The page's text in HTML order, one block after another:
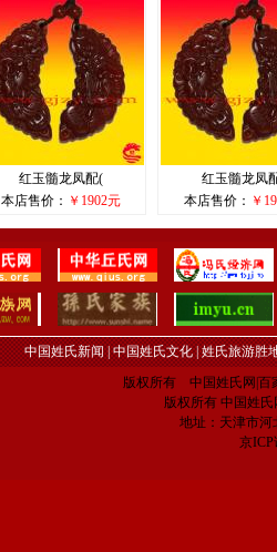
红玉髓龙凤配(
本店售价： ￥1902元
红玉髓龙凤
本店售价： ￥
中国姓氏新闻|中国姓氏文化|姓氏旅游胜
版权所有 中国姓氏网|百
版权所有 中国姓氏
地址：天津市河
京ICP